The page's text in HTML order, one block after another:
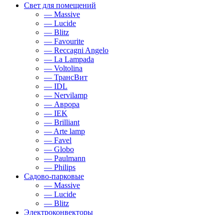
Свет для помещений
— Massive
— Lucide
— Blitz
— Favourite
— Reccagni Angelo
— La Lampada
— Voltolina
— ТрансВит
— IDL
— Nervilamp
— Аврора
— IEK
— Brilliant
— Arte lamp
— Favel
— Globo
— Paulmann
— Philips
Садово-парковые
— Massive
— Lucide
— Blitz
Электроконвекторы